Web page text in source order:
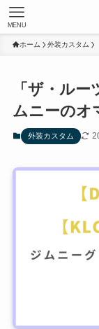
MENU
ホーム 外装カスタム
「ザ・ル
ムニーのオ
外装カスタム